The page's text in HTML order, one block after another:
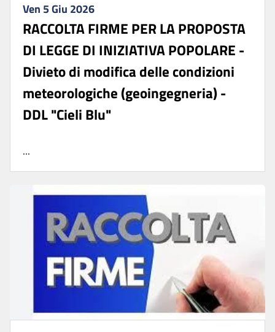
Ven 5 Giu 2026
RACCOLTA FIRME PER LA PROPOSTA
DI LEGGE DI INIZIATIVA POPOLARE -
Divieto di modifica delle condizioni
meteorologiche (geoingegneria) -
DDL "Cieli Blu"
...